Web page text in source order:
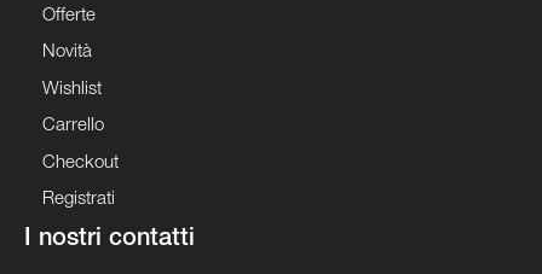
Offerte
Novità
Wishlist
Carrello
Checkout
Registrati
I nostri contatti